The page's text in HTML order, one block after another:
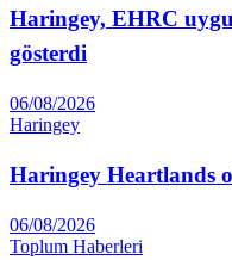
Haringey, EHRC
gösterdi
06/08/2026
Haringey
Haringey Heartlands
06/08/2026
Toplum Haberleri